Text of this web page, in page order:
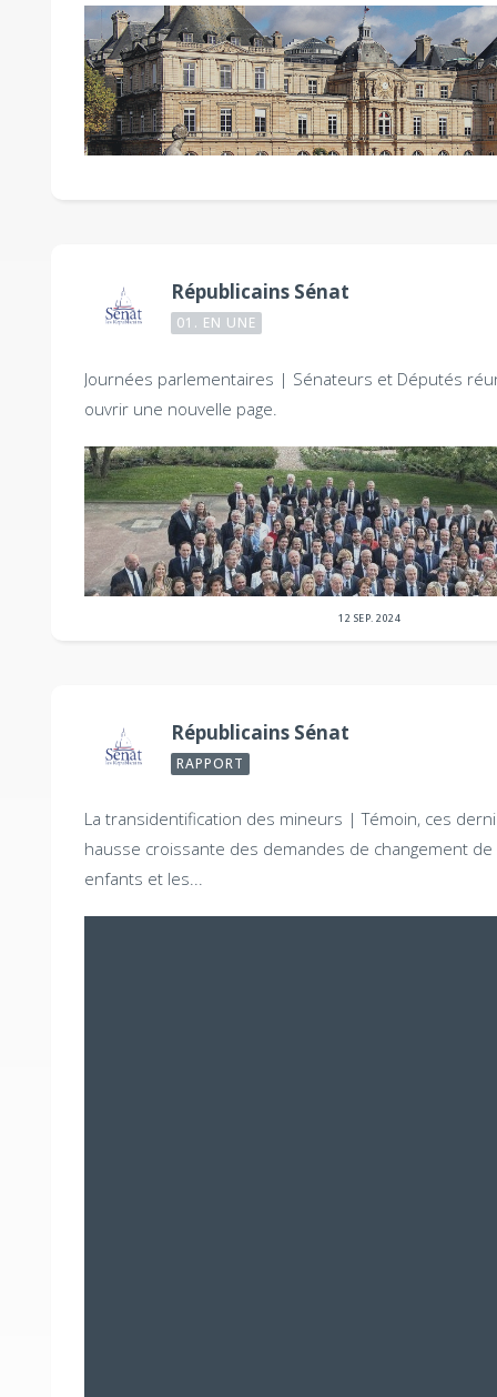
Républicains Sénat
01. EN UNE
Journées parlementaires | Sénateurs et Députés
ouvrir une nouvelle page.
12 SEP. 2024
Républicains Sénat
RAPPORT
La transidentification des mineurs |Témoin, ces
hausse croissante des demandes de changement de
enfants et les...